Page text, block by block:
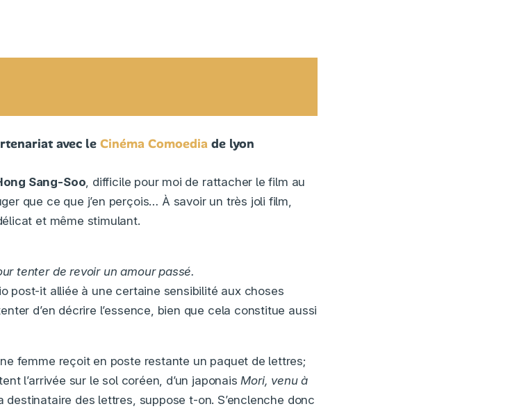
avec leCinéma Comoedia de lyon
Sang-Soo , difficile pour moi de rattacher le film au
que ce que j’en perçois… À savoir un très joli film,
et même stimulant.
tenter de revoir un amour passé.
post-it alliée à une certaine sensibilité aux choses
d’en décrire l’essence, bien que cela constitue aussi
femme reçoit en poste restante un paquet de lettres;
l’arrivée sur le sol coréen, d’un japonais Mori, venu à
destinataire des lettres, suppose t-on. S’enclenche donc